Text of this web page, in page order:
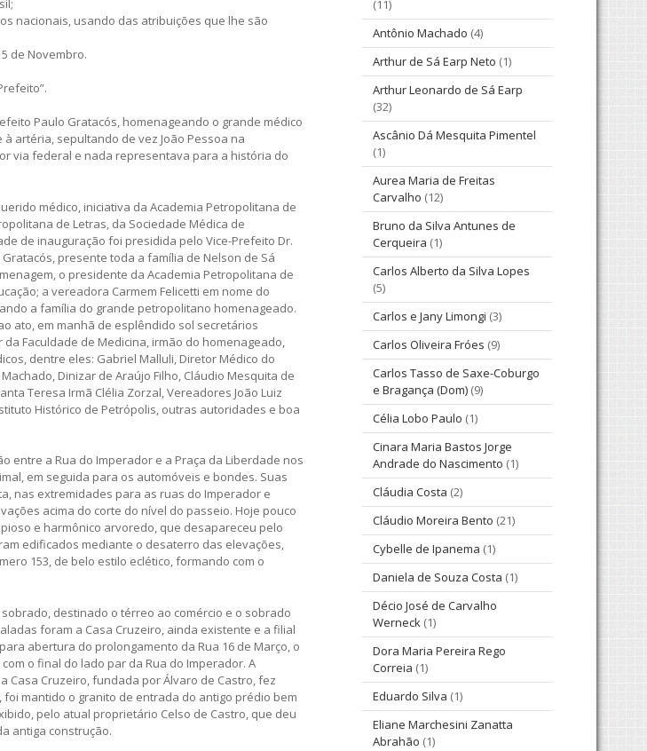
nacionais, usando das atribuições que lhe são
de Novembro.
Paulo Gratacós, homenageando o grande médico
artéria, sepultando de vez João Pessoa na
via federal e nada representava para a história do
médico, iniciativa da Academia Petropolitana de
de Letras, da Sociedade Médica de
de inauguração foi presidida pelo Vice-Prefeito Dr.
presente toda a família de Nelson de Sá
o presidente da Academia Petropolitana de
a vereadora Carmem Felicetti em nome do
a família do grande petropolitano homenageado.
ato, em manhã de esplêndido sol secretários
Faculdade de Medicina, irmão do homenageado,
dentre eles: Gabriel Malluli, Diretor Médico do
Dinizar de Araújo Filho, Cláudio Mesquita de
Teresa Irmã Clélia Zorzal, Vereadores João Luiz
Histórico de Petrópolis, outras autoridades e boa
entre a Rua do Imperador e a Praça da Liberdade nos
em seguida para os automóveis e bondes. Suas
nas extremidades para as ruas do Imperador e
acima do corte do nível do passeio. Hoje pouco
e harmônico arvoredo, que desapareceu pelo
edificados mediante o desaterro das elevações,
153, de belo estilo eclético, formando com o
destinado o térreo ao comércio e o sobrado
foram a Casa Cruzeiro, ainda existente e a filial
abertura do prolongamento da Rua 16 de Março, o
o final do lado par da Rua do Imperador. A
Casa Cruzeiro, fundada por Álvaro de Castro, fez
mantido o granito de entrada do antigo prédio bem
pelo atual proprietário Celso de Castro, que deu
antiga construção.
(11)
Antônio Machado (4)
Arthur de Sá Earp Neto (1)
Arthur Leonardo de Sá Earp
(32)
Ascânio Dá Mesquita Pimentel
(1)
Aurea Maria de Freitas
Carvalho (12)
Bruno da Silva Antunes de
Cerqueira (1)
Carlos Alberto da Silva Lopes
(5)
Carlos e Jany Limongi (3)
Carlos Oliveira Fróes (9)
Carlos Tasso de Saxe-Coburgo
e Bragança (Dom) (9)
Célia Lobo Paulo (1)
Cinara Maria Bastos Jorge
Andrade do Nascimento (1)
Cláudia Costa (2)
Cláudio Moreira Bento (21)
Cybelle de Ipanema (1)
Daniela de Souza Costa (1)
Décio José de Carvalho
Werneck (1)
Dora Maria Pereira Rego
Correia (1)
Eduardo Silva (1)
Eliane Marchesini Zanatta
Abrahão (1)